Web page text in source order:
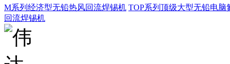
M系列经济型无铅热风回流焊锡机 TOP系列顶级大型无铅电脑
回流焊锡机